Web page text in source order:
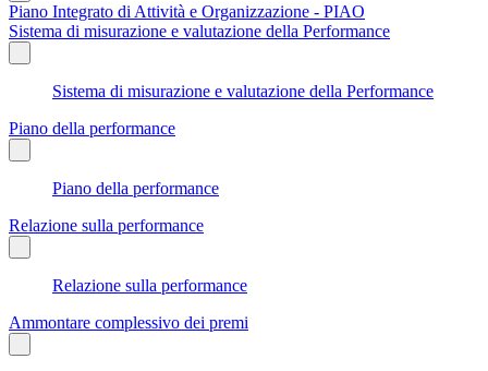
Piano Integrato di Attività e Organizzazione - PIAO
Sistema di misurazione e valutazione della Performance
Sistema di misurazione e valutazione della Performance
Piano della performance
Piano della performance
Relazione sulla performance
Relazione sulla performance
Ammontare complessivo dei premi